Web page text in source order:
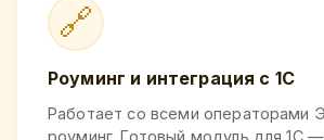
🔗
Роуминг и интеграция с 1С
Работает со всеми операторами